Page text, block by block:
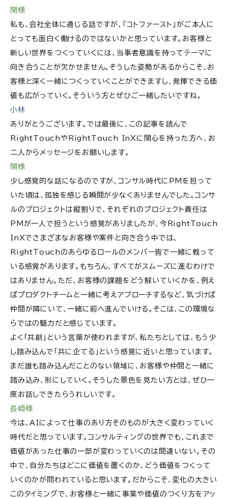
関様
私も、会社全体に通じる話ですが、「コトファースト」がご本人に
とっても面白く働けるのではないかと思っています。お客様と
新しい世界をつくっていくには、当事者意識を持ってテーマに
向き合うことが欠かせません。そうした姿勢があるからこそ、お
客様と深く一緒につくっていくことができますし、発揮できる価
値も広がっていく。そういう方とぜひご一緒したいですね。
小林
ありがとうございます。では最後に、この記事を読んで
RightTouchやRightTouch InXに関心を持った方へ、お
二人からメッセージをお願いします。
関様
少し感覚的な話になるのですが、コンサル時代にPMを担って
いた頃は、孤独を感じる瞬間が少なくありませんでした。コンサ
ルのプロジェクトは縦割りで、それぞれのプロジェクト責任は
PMが一人で担うという感覚がありましたが、今RightTouch
InXでさまざまなお客様や案件と向き合う中では、
RightTouchのあらゆるロールのメンバー皆で一緒に戦って
いる感覚があります。もちろん、すべてがスムーズに進むわけで
はありません。ただ、お客様の課題をどう解いていくかを、例え
ばプロダクトチームと一緒に考えアプローチするなど、気づけば
仲間が隣にいて、一緒に前へ進んでいける。そこは、この環境な
らではの魅力だと感じています。
よく「共創」という言葉が使われますが、私たちとしては、もう少
し踏み込んで「共に企てる」という感覚に近いと思っています。
まだ誰も踏み込んだことのない領域に、お客様や仲間と一緒に
踏み込み、形にしていく。そうした景色を見たい方とは、ぜひ一
度お話しできたらうれしいです。
長崎様
今は、AIによって仕事のあり方そのものが大きく変わっていく
時代だと思っています。コンサルティングの世界でも、これまで
価値があった仕事の一部が変わっていくのは間違いない。その
中で、自分たちはどこに価値を置くのか、どう価値をつくって
いくのかが問われていると思います。だからこそ、変化の大きい
このタイミングで、お客様と一緒に事業や価値のつくり方をアッ